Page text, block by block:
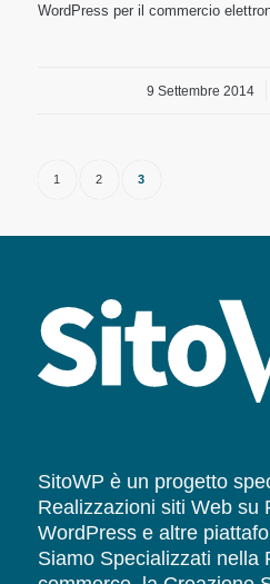
WordPress per il commercio
9 Settembre 2014
/
1 2 3
SitoWP è un progetto
Realizzazioni siti Web su
WordPress e altre
Siamo Specializzati nella